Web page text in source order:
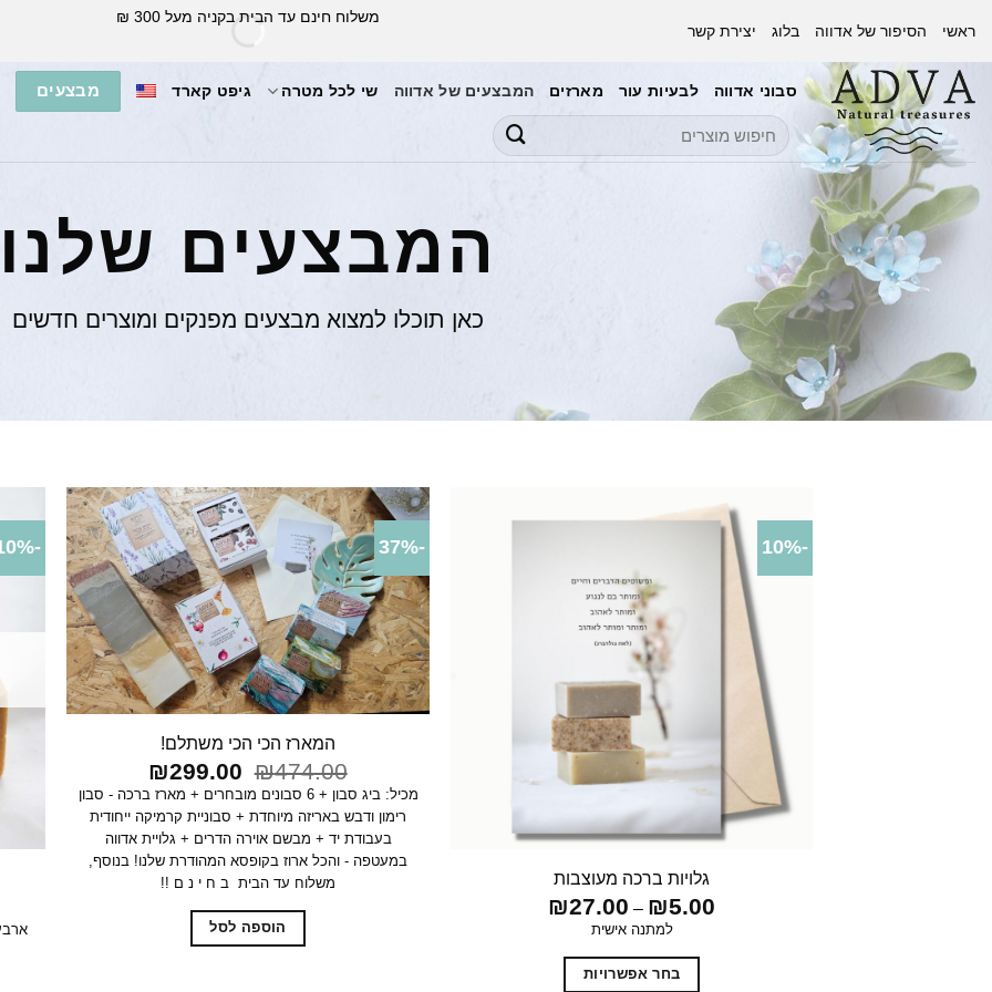
content
ראשי הסיפור של אדווה בלוג יצירת קשר
משלוח חינם עד הבית בקניה מעל 300 ₪
סבוני אדווה לבעיות עור מארזים המבצעים של אדווה שי לכל מטרה גיפט קארד מבצעים
חיפוש
עבור:
המבצעים
כאן תוכלו למצוא מבצעים מפנקים ומוצרים חדשים
-10%
גלויות ברכה מעוצבות
₪5.00
–
₪27.00
טווח
מחירים:
למתנה אישית
בחר אפשרויות
-37%
המארז הכי הכי משתלם!
₪474.00
המחיר
המקורי
היה:
₪474.00.
₪299.00
המחיר
הנוכחי
הוא:
₪299.00.
מכיל: ביג סבון + 6 סבונים מובחרים + מארז ברכה - סבון
רימון ודבש באריזה מיוחדת + סבוניית קרמיקה ייחודית
בעבודת יד + מבשם אוירה הדרים + גלויית אדווה
במעטפה - והכל ארוז בקופסא המהודרת שלנו! בנוסף,
משלוח עד הבית ב ח י נ ם !!
הוספה לסל
-10%